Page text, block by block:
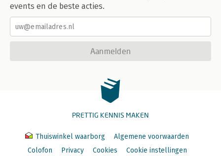
events en de beste acties.
Aanmelden
PRETTIG KENNIS MAKEN
Thuiswinkel waarborg
Algemene voorwaarden
Colofon
Privacy Cookies Cookie instellingen